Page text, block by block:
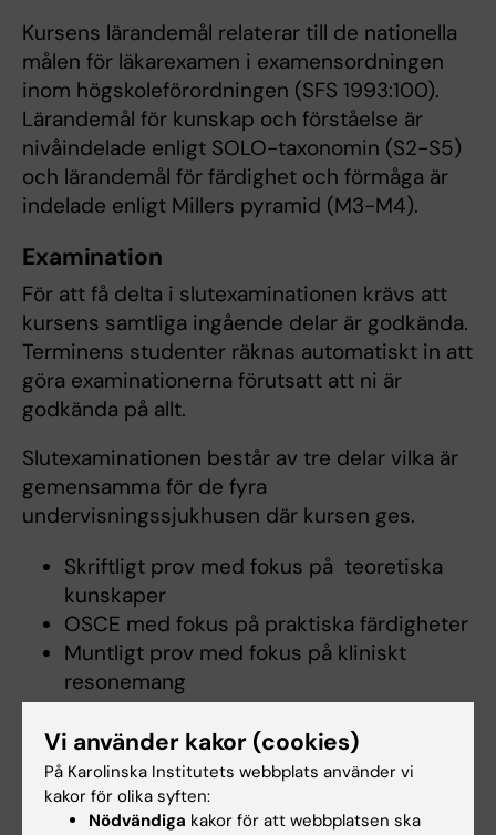
Kursens lärandemål relaterar till de nationella
målen för läkarexamen i examensordningen
inom högskoleförordningen (SFS 1993:100).
Lärandemål för kunskap och förståelse är
nivåindelade enligt SOLO-taxonomin (S2-S5)
och lärandemål för färdighet och förmåga är
indelade enligt Millers pyramid (M3-M4).
Examination
För att få delta i slutexaminationen krävs att
kursens samtliga ingående delar är godkända.
Terminens studenter räknas automatiskt in att
göra examinationerna förutsatt att ni är
godkända på allt.
Slutexaminationen består av tre delar vilka är
gemensamma för de fyra
undervisningssjukhusen där kursen ges.
Skriftligt prov med fokus på teoretiska
kunskaper
OSCE med fokus på praktiska färdigheter
Muntligt prov med fokus på kliniskt
resonemang
Om du är anmäld till examination men inte
dyker upp utan att avanmäla dig kommer det
generera en ProfDOPS.
Vi använder kakor (cookies)
På Karolinska Institutets webbplats använder vi
kakor för olika syften:
Nödvändiga kakor för att webbplatsen ska